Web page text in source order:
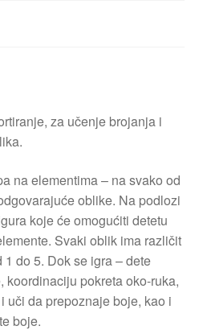
za učenje brojanja i
na elementima – na svako od
oblike. Na podlozi
koje će omogućiti detetu
Svaki oblik ima različit
do 5. Dok se igra – dete
koordinaciju pokreta oko-ruka,
uči da prepoznaje boje, kao i
boje.